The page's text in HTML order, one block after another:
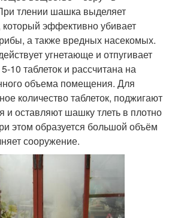
тлении шашка выделяет
эффективно убивает
а также вредных насекомых.
угнетающе и отпугивает
10 таблеток и рассчитана на
объема помещения. Для
количество таблеток, поджигают
оставляют шашку тлеть в плотно
этом образуется большой объём
сооружение.